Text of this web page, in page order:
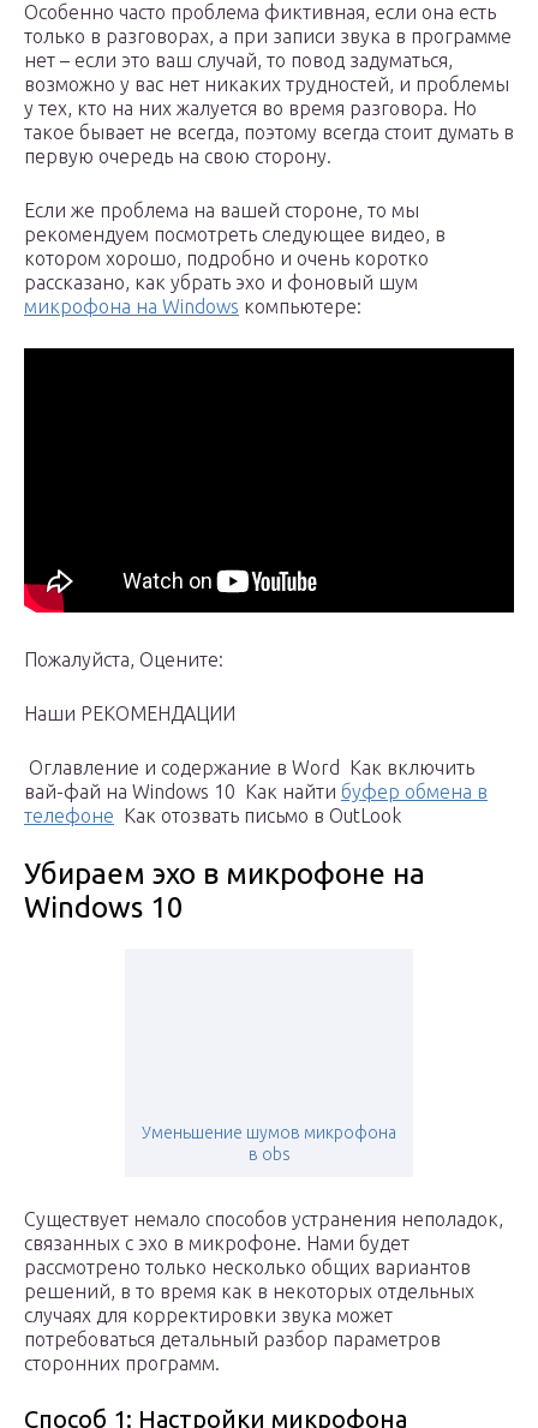
Особенно часто проблема фиктивная, если она есть
только в разговорах, а при записи звука в программе
нет – если это ваш случай, то повод задуматься,
возможно у вас нет никаких трудностей, и проблемы
у тех, кто на них жалуется во время разговора. Но
такое бывает не всегда, поэтому всегда стоит думать в
первую очередь на свою сторону.
Если же проблема на вашей стороне, то мы
рекомендуем посмотреть следующее видео, в
котором хорошо, подробно и очень коротко
рассказано, как убрать эхо и фоновый шум
микрофона на Windows компьютере:
Пожалуйста, Оцените:
Наши РЕКОМЕНДАЦИИ
Оглавление и содержание в Word
Как включить
вай-фай на Windows 10 Как найти буфер обмена в
телефоне Как отозвать письмо в OutLook
Убираем эхо в микрофоне на
Windows 10
Уменьшение шумов микрофона
в obs
Существует немало способов устранения неполадок,
связанных с эхо в микрофоне. Нами будет
рассмотрено только несколько общих вариантов
решений, в то время как в некоторых отдельных
случаях для корректировки звука может
потребоваться детальный разбор параметров
сторонних программ.
Способ 1: Настройки микрофона